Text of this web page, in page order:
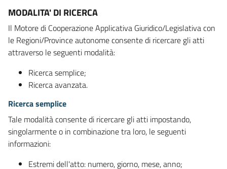
MODALITA' DI RICERCA
Il Motore di Cooperazione Applicativa Giuridico/Legislativa con
le Regioni/Province autonome consente di ricercare gli atti
attraverso le seguenti modalità:
Ricerca semplice;
Ricerca avanzata.
Ricerca semplice
Tale modalità consente di ricercare gli atti impostando,
singolarmente o in combinazione tra loro, le seguenti
informazioni:
Estremi dell'atto: numero, giorno, mese, anno;